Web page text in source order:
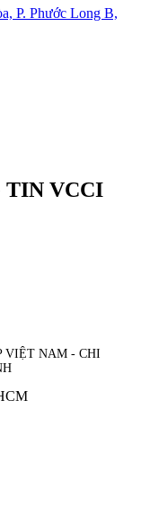
P. Phước Long B,
TIN VCCI
VIỆT NAM - CHI